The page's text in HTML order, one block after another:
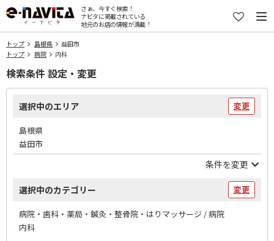
さぁ、今すぐ検索！
ナビタに掲載されている
地元のお店の情報が満載！
トップ 島根県
益田市
トップ
病院 内科
検索条件 設定・変更
選択中のエリア 変更
島根県
益田市
条件を変更
選択中のカテゴリー 変更
病院・歯科・薬局・鍼灸・整骨院・はりマッサージ / 病院
内科